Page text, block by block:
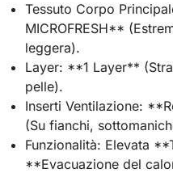
Tessuto Corpo
MICROFRESH**
leggera).
Layer: **1 Layer**
pelle).
Inserti Ventilazione:
(Su fianchi,
Funzionalità: Elevata
**Evacuazione del